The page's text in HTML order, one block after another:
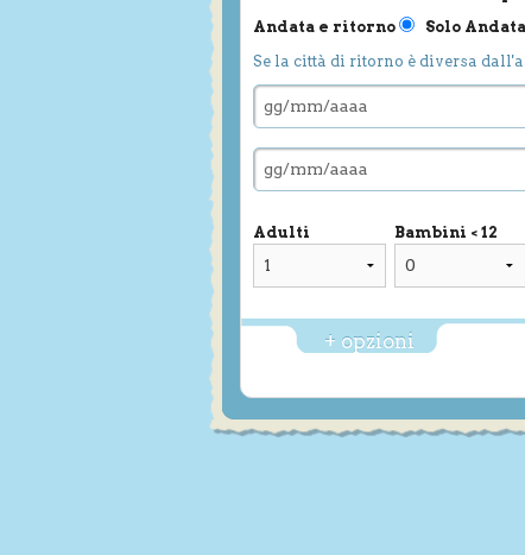
Andata e ritorno
Solo Andata
Se la città di ritorno è diversa
Adulti Bambini < 12
+ opzioni